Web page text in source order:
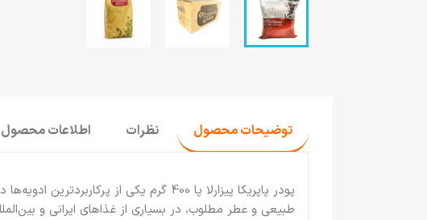
توضیحات محصول نظرات اطلاعات محصول
پودر پاپریکا پیزارلا پا 400 گرم یکی
طبیعی و عطر مطلوب، در بسیاری از غذاهای ایرانی و